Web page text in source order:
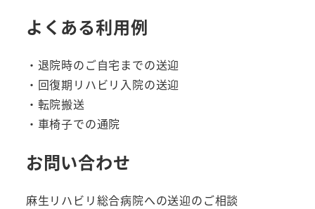
よくある利用例
・退院時のご自宅までの送迎
・回復期リハビリ入院の送迎
・転院搬送
・車椅子での通院
お問い合わせ
麻生リハビリ総合病院への送迎のご相談